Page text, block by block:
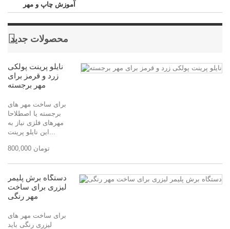
آموزش چاپ و مهر
محصولات جدید
نایلو پرینت پولکی
زرد و قرمز برای
مهر برجسته
برای ساخت مهر های
برجسته یا اصطلاحا
مهرهای فلزی نیاز به
این نایلو پرینت...
800,000 تومان
دستگاه برش پلیمر
لیزری برای ساخت
مهر رنگی
برای ساخت مهر های
لیزری رنگی باید